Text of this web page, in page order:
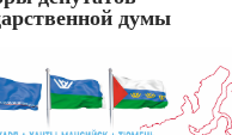
думы